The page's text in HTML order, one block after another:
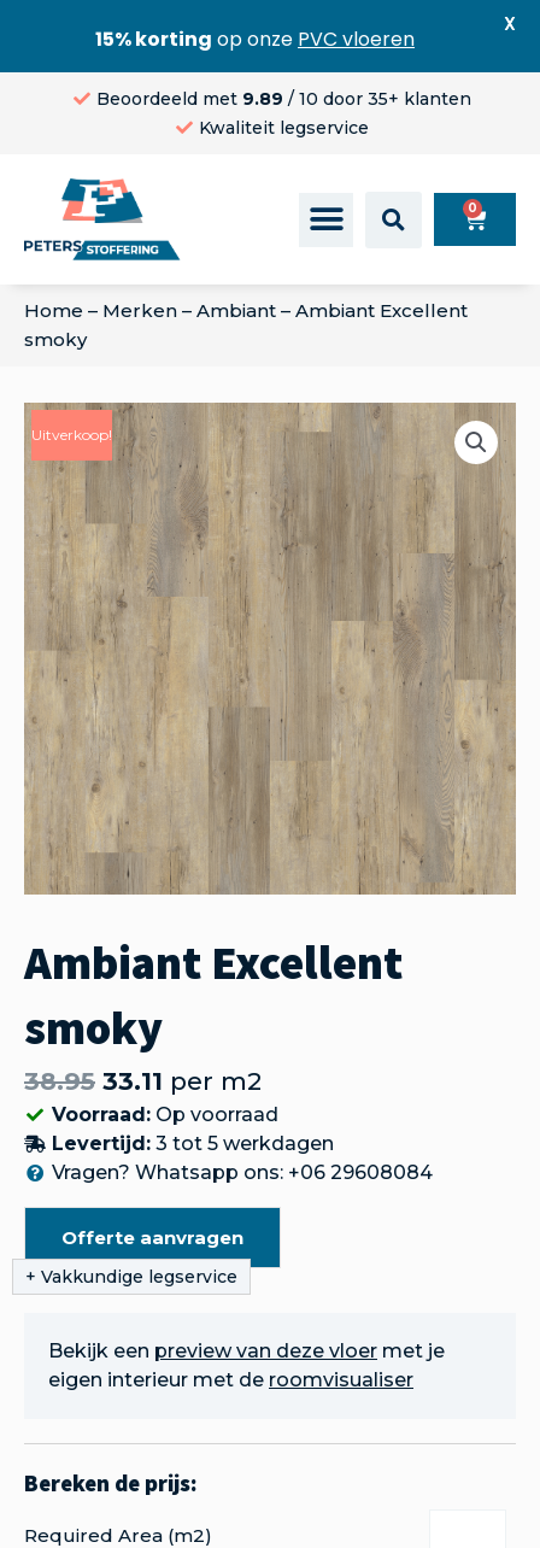
Beoordeeld met 9.89 / 10 door 35+ klanten
Kwaliteit legservice
0
Home – Merken – Ambiant – Ambiant Excellent
smoky
Uitverkoop!
Ambiant Excellent
smoky
38.95 33.11 per m2
Voorraad:Op voorraad
Levertijd:3 tot 5 werkdagen
Vragen? Whatsapp ons: +06 29608084
Offerte aanvragen
Bekijk een preview van deze vloer met je
eigen interieur met de roomvisualiser
Required Area (m2)
15% korting op onze PVC vloeren
X